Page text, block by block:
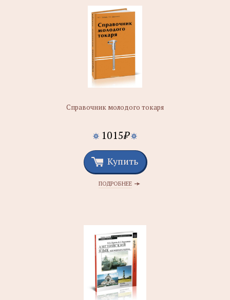
Справочник молодого токаря
1015₽
Купить
ПОДРОБНЕЕ